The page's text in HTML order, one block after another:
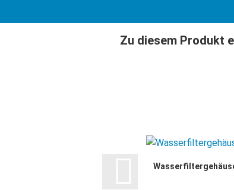
Zu diesem Produkt